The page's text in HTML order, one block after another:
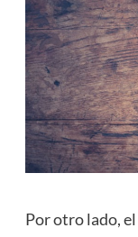
Por otro lado, el